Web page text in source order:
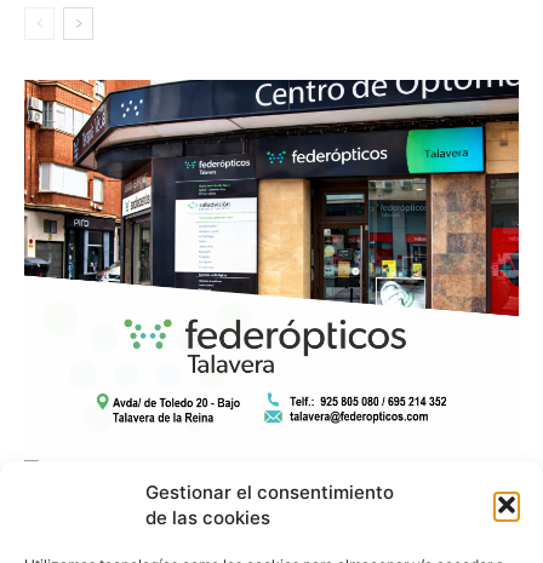
Gestionar el consentimiento
de las cookies